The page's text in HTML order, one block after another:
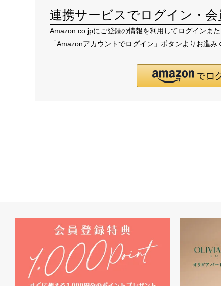
連携サービスでログイン・会
Amazon.co.jpにご登録の情報を利用してログインま
「Amazonアカウントでログイン」ボタンよりお進み